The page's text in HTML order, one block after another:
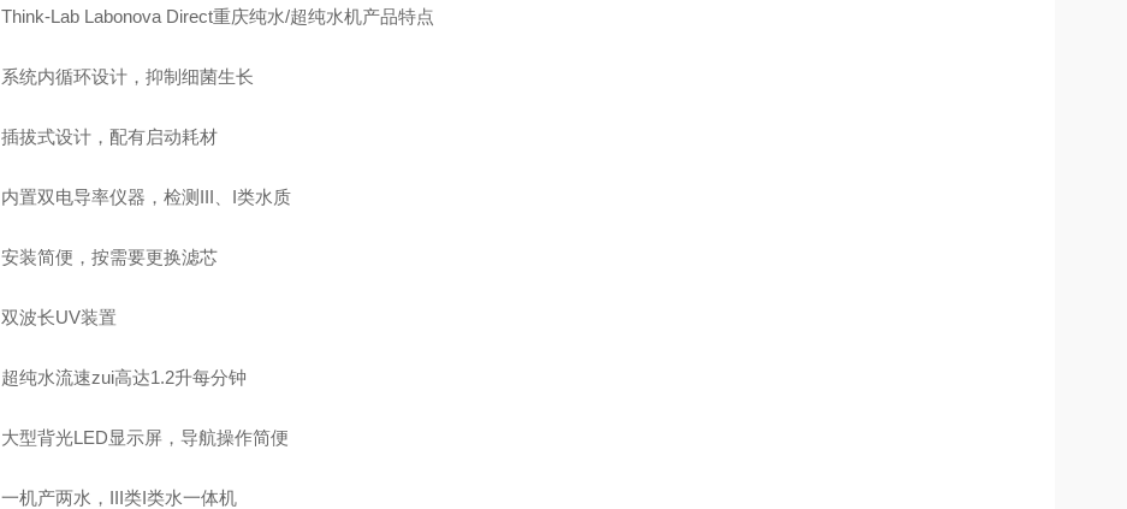
Think-Lab Labonova Direct重庆纯水/超纯水机产品特点
系统内循环设计，抑制细菌生长
插拔式设计，配有启动耗材
内置双电导率仪器，检测III、I类水质
安装简便，按需要更换滤芯
双波长UV装置
超纯水流速zui高达1.2升每分钟
大型背光LED显示屏，导航操作简便
一机产两水，III类I类水一体机